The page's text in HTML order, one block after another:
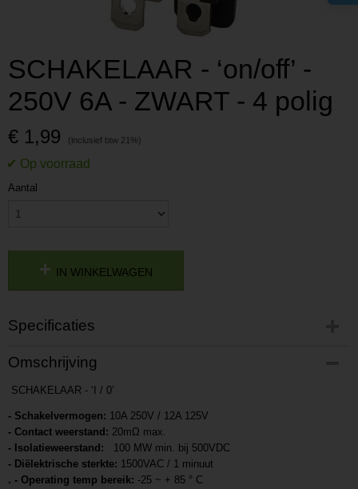
SCHAKELAAR - ‘on/off’ -
250V 6A - ZWART - 4 polig
€ 1,99
Aantal
IN WINKELWAGEN
Specificaties
Productcode
P20172131746
Productcode leverancier
Omschrijving
SCHAKELAAR - ‘I / 0’
- Schakelvermogen: 10A 250V / 12A 125V
- Contact weerstand: 20mΩ max.
- Isolatieweerstand: 100 MW min. bij 500VDC
- Diëlektrische sterkte: 1500VAC / 1 minuut
. - Operating temp bereik: -25 ~ + 85 ° C